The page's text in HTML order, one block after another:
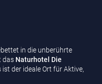
in die unberührte
das Naturhotel Die
der ideale Ort für Aktive,